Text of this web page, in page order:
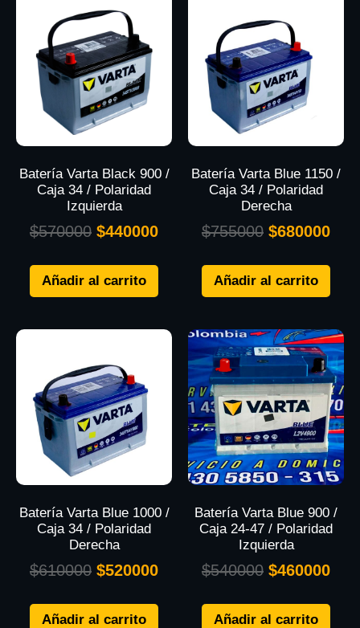
Batería Varta Black 900 /
Caja 34 / Polaridad
Izquierda
$570000 $440000
Añadir al carrito
Batería Varta Blue 1150 /
Caja 34 / Polaridad
Derecha
$755000 $680000
Añadir al carrito
Batería Varta Blue 1000 /
Caja 34 / Polaridad
Derecha
$610000 $520000
Añadir al carrito
Batería Varta Blue 900 /
Caja 24-47 / Polaridad
Izquierda
$540000 $460000
Añadir al carrito